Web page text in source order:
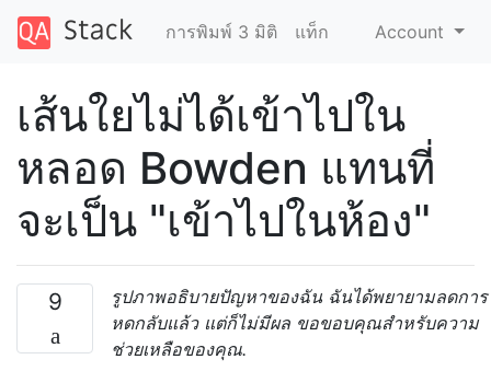
การพิมพ์ 3 มิติ แท็ก Account
เส้นใยไม่ได้เข้าไปใน
หลอด Bowden แทนที่
จะเป็น "เข้าไปในห้อง"
9
รูปภาพอธิบายปัญหาของฉัน ฉันได้พยายามลดการ
หดกลับแล้ว แต่ก็ไม่มีผล ขอขอบคุณสำหรับความ
ช่วยเหลือของคุณ.